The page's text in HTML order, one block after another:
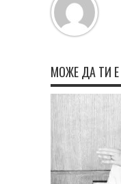
МОЖЕ ДА ТИ